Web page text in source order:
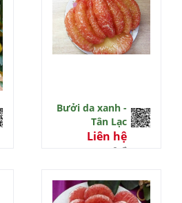
Bưởi da xanh -
Tân Lạc
Liên hệ
0 đ